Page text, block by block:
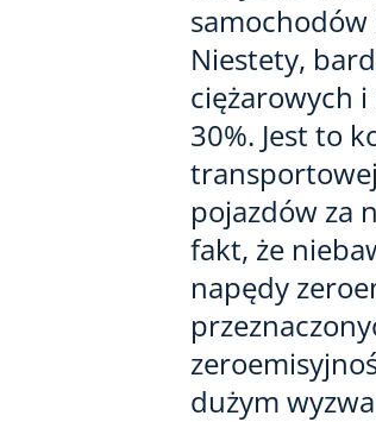
samochodów
Niestety,
ciężarowych
30%. Jest to
pojazdów za
fakt, że
napędy
dużym